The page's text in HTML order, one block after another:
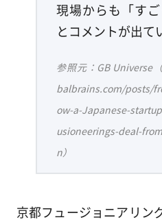
現場からも「すご
とコメントが出て
参照元：GB Universe
balbrains.com/posts/
ow-a-Japanese-
usioneerings-deal-
n）
京都フュージョニアリン